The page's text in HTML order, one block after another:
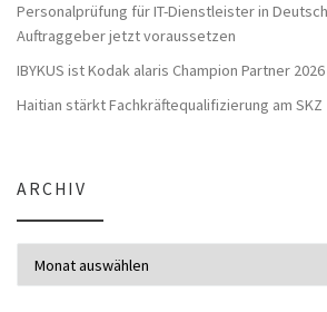
Personalprüfung für IT-Dienstleister in
Auftraggeber jetzt voraussetzen
IBYKUS ist Kodak alaris Champion Partner 2026
Haitian stärkt Fachkräftequalifizierung am SKZ
ARCHIV